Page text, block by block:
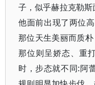
子，似乎赫拉克勒
他面前出现了两位
那位天生美丽而质
那位则呈娇态、重
时，步态就不同:阿